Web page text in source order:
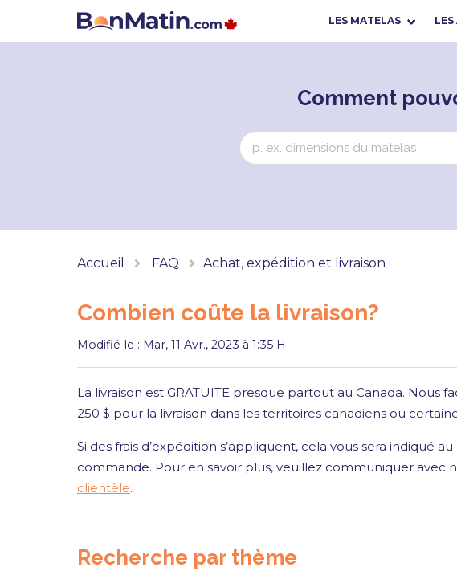
LES MATELAS LES
Comment
Accueil FAQ Achat, expédition et livraison
Combien coûte la livraison?
Modifié le : Mar, 11 Avr., 2023 à 1:35 H
La livraison est GRATUITE presque partout au Canada. Nous
250 $ pour la livraison dans les territoires canadiens ou
Si des frais d’expédition s’appliquent, cela vous sera indiqué
commande. Pour en savoir plus, veuillez communiquer avec
clientèle.
Recherche par thème